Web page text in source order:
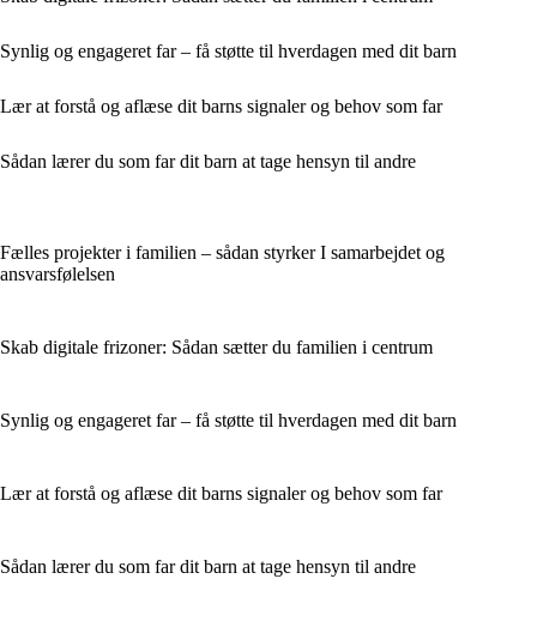
Synlig og engageret far – få støtte til hverdagen med dit barn
Lær at forstå og aflæse dit barns signaler og behov som far
Sådan lærer du som far dit barn at tage hensyn til andre
Fælles projekter i familien – sådan styrker I samarbejdet og
ansvarsfølelsen
Skab digitale frizoner: Sådan sætter du familien i centrum
Synlig og engageret far – få støtte til hverdagen med dit barn
Lær at forstå og aflæse dit barns signaler og behov som far
Sådan lærer du som far dit barn at tage hensyn til andre